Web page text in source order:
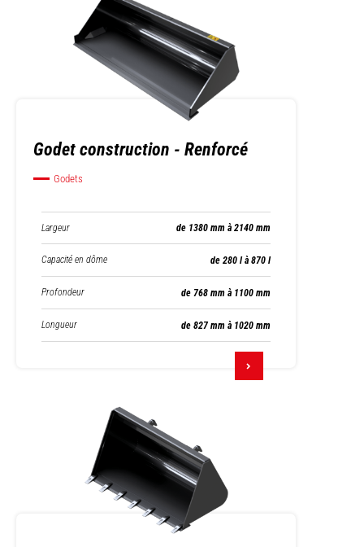
Godet construction - Renforcé
Godets
Largeur de 1380 mm à 2140 mm
Capacité en dôme de 280 l à 870 l
Profondeur de 768 mm à 1100 mm
Longueur de 827 mm à 1020 mm